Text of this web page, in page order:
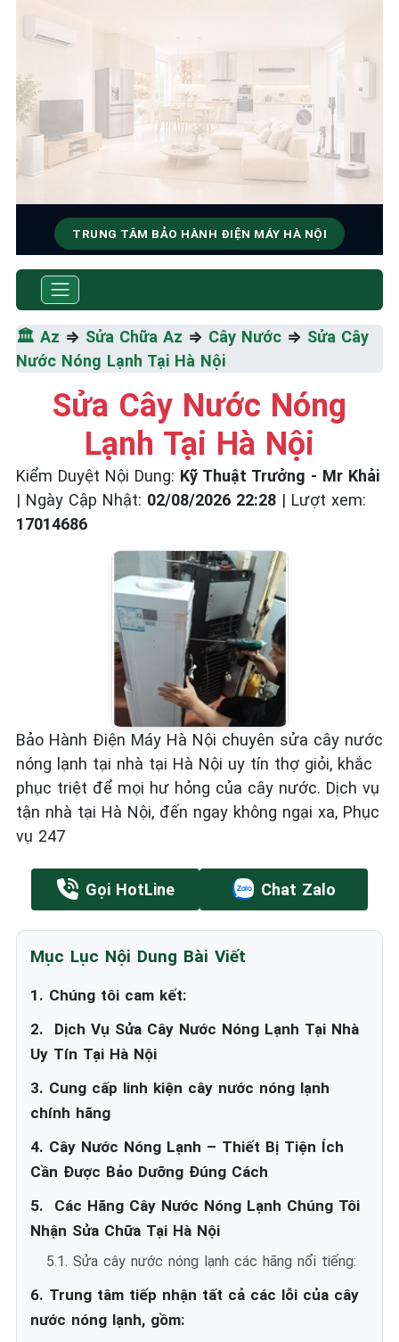
TRUNG TÂM BẢO HÀNH ĐIỆN MÁY HÀ NỘI
SỬA CHỮA & BẢO HÀNH CÂY
NƯỚC
Tốc Độ Tối Đa • Chất Lượng Tối Ưu • Chi Phí Tối
Thiểu
☎️ 09.86.85.89.22
🏛️ Az ⇒ Sửa Chữa Az ⇒ Cây Nước ⇒ Sửa Cây
Nước Nóng Lạnh Tại Hà Nội
Sửa Cây Nước Nóng
Lạnh Tại Hà Nội
Kiểm Duyệt Nội Dung: Kỹ Thuật Trưởng - Mr Khải
| Ngày Cập Nhật: 02/08/2026 22:28 | Lượt xem:
17014686
Bảo Hành Điện Máy Hà Nội chuyên sửa cây nước
nóng lạnh tại nhà tại Hà Nội uy tín thợ giỏi, khắc
phục triệt để mọi hư hỏng của cây nước. Dịch vụ
tận nhà tại Hà Nội, đến ngay không ngại xa, Phục
vụ 247
Gọi HotLine Chat Zalo
Mục Lục Nội Dung Bài Viết
1. Chúng tôi cam kết:
2. ️ Dịch Vụ Sửa Cây Nước Nóng Lạnh Tại Nhà
Uy Tín Tại Hà Nội
3. Cung cấp linh kiện cây nước nóng lạnh
chính hãng
4. Cây Nước Nóng Lạnh – Thiết Bị Tiện Ích
Cần Được Bảo Dưỡng Đúng Cách
5. ️ Các Hãng Cây Nước Nóng Lạnh Chúng Tôi
Nhận Sửa Chữa Tại Hà Nội
5.1. Sửa cây nước nóng lạnh các hãng nổi tiếng:
6. Trung tâm tiếp nhận tất cả các lỗi của cây
nước nóng lạnh, gồm: